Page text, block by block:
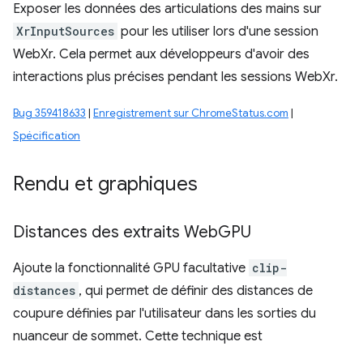
Exposer les données des articulations des mains sur
XrInputSources pour les utiliser lors d'une session
WebXr. Cela permet aux développeurs d'avoir des
interactions plus précises pendant les sessions WebXr.
Bug 359418633 | Enregistrement sur ChromeStatus.com |
Spécification
Rendu et graphiques
Distances des extraits WebGPU
Ajoute la fonctionnalité GPU facultative clip-
distances , qui permet de définir des distances de
coupure définies par l'utilisateur dans les sorties du
nuanceur de sommet. Cette technique est